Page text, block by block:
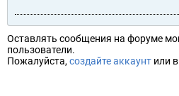
Оставлять сообщения на форуме
пользователи.
Пожалуйста, создайте аккаунт или